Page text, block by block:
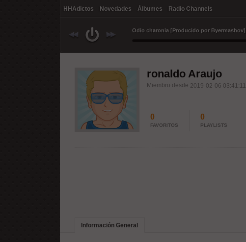
HHAdictos Novedades Álbumes Radio Channels
ronaldo Araujo
Miembro desde 2019-02-06 03:41:11
0
FAVORITOS
0
PLAYLISTS
Información General